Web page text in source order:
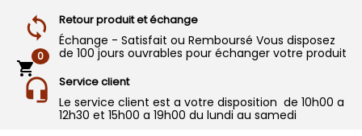
Retour produit et échange
Échange - Satisfait ou Remboursé Vous disposez
de 100 jours ouvrables pour échanger votre produit
Service client
Le service client est a votre disposition de 10h00 a
12h30 et 15h00 a 19h00 du lundi au samedi

0